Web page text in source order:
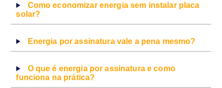
Como economizar energia sem instalar placa
solar?
Energia por assinatura vale a pena mesmo?
O que é energia por assinatura e como
funciona na prática?